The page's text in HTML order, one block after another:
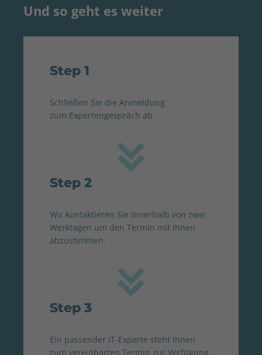
Und so geht es weiter
Step 1
Schließen Sie die Anmeldung
zum Expertengespräch ab
Step 2
Wir kontaktieren Sie innerhalb von zwei
Werktagen um den Termin mit Ihnen
abzustimmen.
Step 3
Ein passender IT-Experte steht Ihnen
zum vereinbarten Termin zur Verfügung.